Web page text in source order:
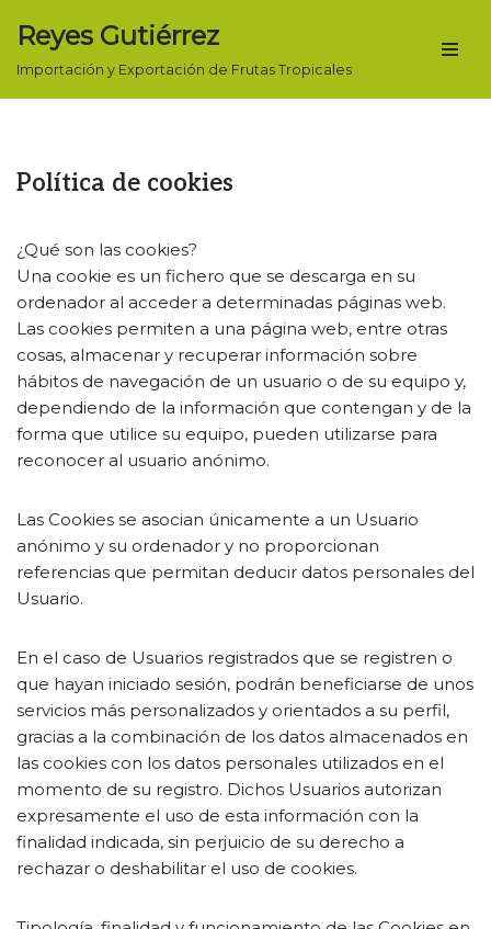
Reyes Gutiérrez
Importación y Exportación de Frutas Tropicales
Política de cookies
¿Qué son las cookies?
Una cookie es un fichero que se descarga en su
ordenador al acceder a determinadas páginas web.
Las cookies permiten a una página web, entre otras
cosas, almacenar y recuperar información sobre
hábitos de navegación de un usuario o de su equipo y,
dependiendo de la información que contengan y de la
forma que utilice su equipo, pueden utilizarse para
reconocer al usuario anónimo.
Las Cookies se asocian únicamente a un Usuario
anónimo y su ordenador y no proporcionan
referencias que permitan deducir datos personales del
Usuario.
En el caso de Usuarios registrados que se registren o
que hayan iniciado sesión, podrán beneficiarse de unos
servicios más personalizados y orientados a su perfil,
gracias a la combinación de los datos almacenados en
las cookies con los datos personales utilizados en el
momento de su registro. Dichos Usuarios autorizan
expresamente el uso de esta información con la
finalidad indicada, sin perjuicio de su derecho a
rechazar o deshabilitar el uso de cookies.